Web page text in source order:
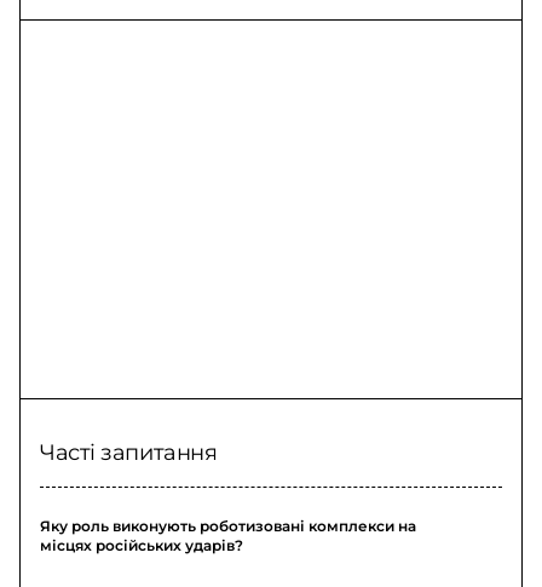
інформація станом на
Часті запитання
Яку роль виконують роботизовані комплекси на
місцях російських ударів?